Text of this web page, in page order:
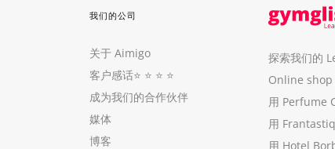
我们的公司
关于 Aimigo
客户感话⭐️ ⭐️ ⭐️ ⭐️
成为我们的合作伙伴
媒体
博客
探索我们的
Online
用 Perfume
用
用 Hotel